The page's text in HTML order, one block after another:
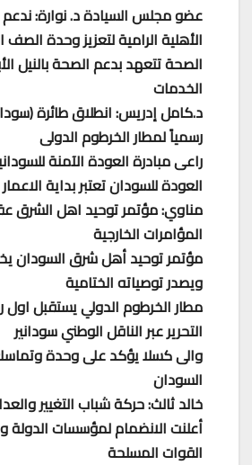
عضو مجلس السيادة د. نوارة: ندعم
الأهلية الرامية لتعزيز وحدة
الصحة تتعهد بدعم الصحة بالنيل
الخدمات
د.كامل إدريس: انطلاق طائرة
رسمياً لمطار الخرطوم الدولى
راعى مبادرة العودة الآمنة
العودة للسودان تعتبر بداية
مناوي: مؤتمر توحيد اهل الشرق
المؤامرات الخارجية
مؤتمر توحيد أهل شرق السودان
ويصدر توصياته الختامية
مطار الخرطوم الدولي يستقبل اول
التحرير عبر الناقل الوطني سودانير
والى كسلا يؤكد على وحدة
السودان
خالد ثالث: حركة شباب التغيير
أعلنت الانضمام لمؤسسات الدولة
القوات المسلحة